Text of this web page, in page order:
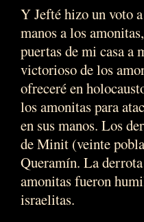
Y Jefté hizo un voto
manos a los
puertas de mi casa a
victorioso de los
ofreceré en
los amonitas para
en sus manos. Los
de Minit (veinte
Queramín. La
amonitas fueron
israelitas.